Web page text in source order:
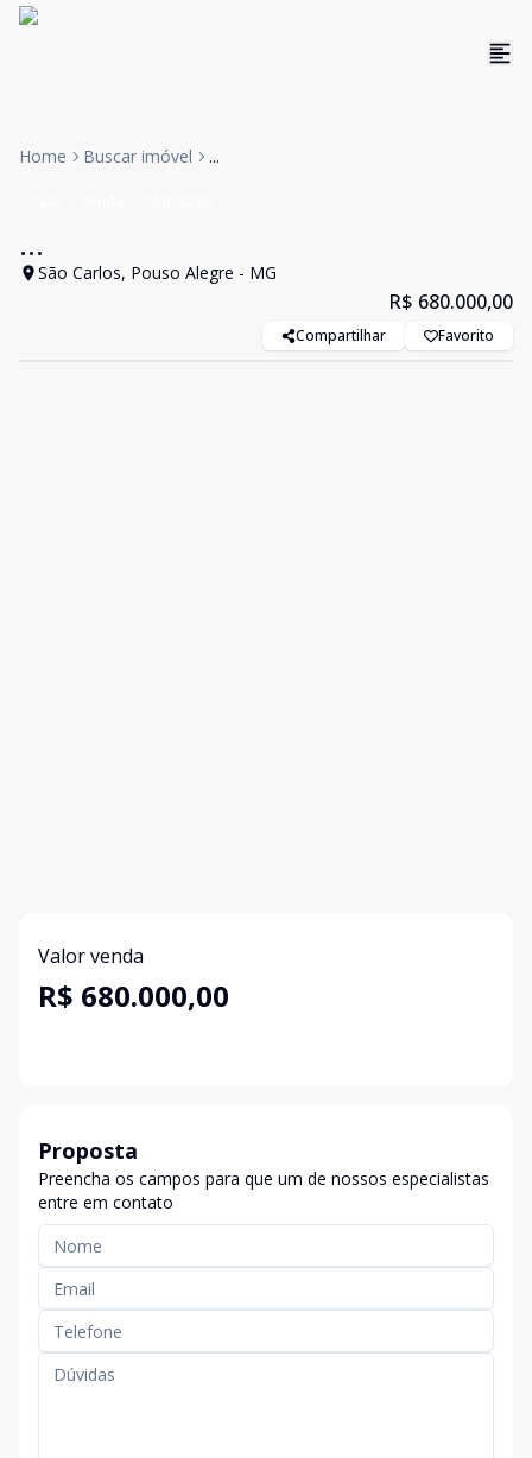
Home Buscar imóvel ...
...
São Carlos, Pouso Alegre - MG
R$ 680.000,00
Compartilhar Favorito
Valor venda
R$ 680.000,00
Proposta
Preencha os campos para que um de nossos especialistas
entre em contato